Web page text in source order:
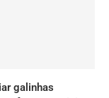
galinhas